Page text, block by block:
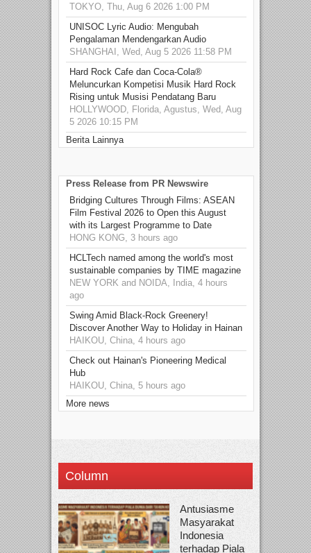
TOKYO, Thu, Aug 6 2026 1:00 PM
UNISOC Lyric Audio: Mengubah
Pengalaman Mendengarkan Audio
SHANGHAI, Wed, Aug 5 2026 11:58 PM
Hard Rock Cafe dan Coca-Cola®
Meluncurkan Kompetisi Musik Hard Rock
Rising untuk Musisi Pendatang Baru
HOLLYWOOD, Florida, Agustus, Wed, Aug
5 2026 10:15 PM
Berita Lainnya
Press Release from PR Newswire
Bridging Cultures Through Films: ASEAN
Film Festival 2026 to Open this August
with its Largest Programme to Date
HONG KONG, 3 hours ago
HCLTech named among the world's most
sustainable companies by TIME magazine
NEW YORK and NOIDA, India, 4 hours
ago
Swing Amid Black‑Rock Greenery!
Discover Another Way to Holiday in Hainan
HAIKOU, China, 4 hours ago
Check out Hainan's Pioneering Medical
Hub
HAIKOU, China, 5 hours ago
More news
Column
Antusiasme
Masyarakat
Indonesia
terhadap Piala